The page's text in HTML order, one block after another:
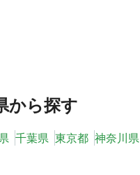
から探す
千葉県 東京都 神奈川県